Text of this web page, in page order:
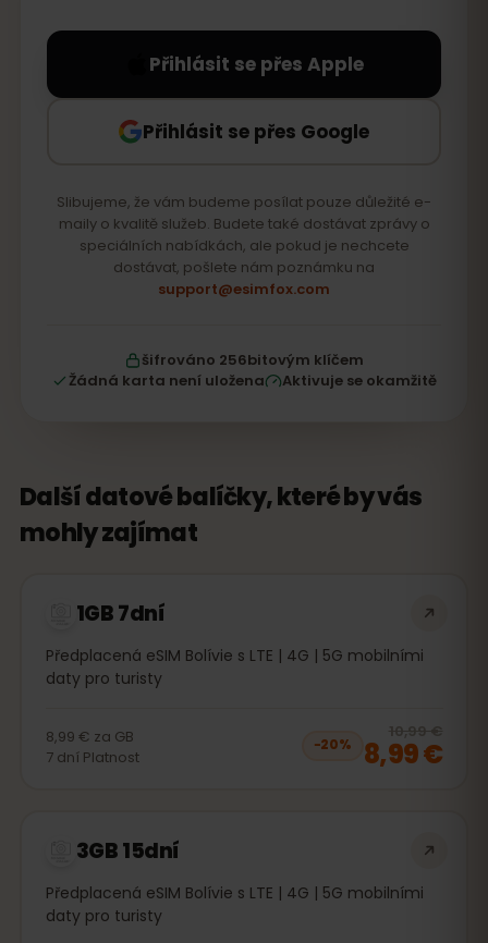
Přihlásit se přes Apple
Přihlásit se přes Google
Slibujeme, že vám budeme posílat pouze důležité e-
maily o kvalitě služeb. Budete také dostávat zprávy o
speciálních nabídkách, ale pokud je nechcete
dostávat, pošlete nám poznámku na
support@esimfox.com
šifrováno 256bitovým klíčem
Žádná karta není uložena
Aktivuje se okamžitě
Další datové balíčky, které by vás
mohly zajímat
1GB 7dní
Předplacená eSIM Bolívie s LTE | 4G | 5G mobilními
daty pro turisty
8,99 € za GB
7 dní Platnost
−20%
10,99 €
8,99 €
3GB 15dní
Předplacená eSIM Bolívie s LTE | 4G | 5G mobilními
daty pro turisty